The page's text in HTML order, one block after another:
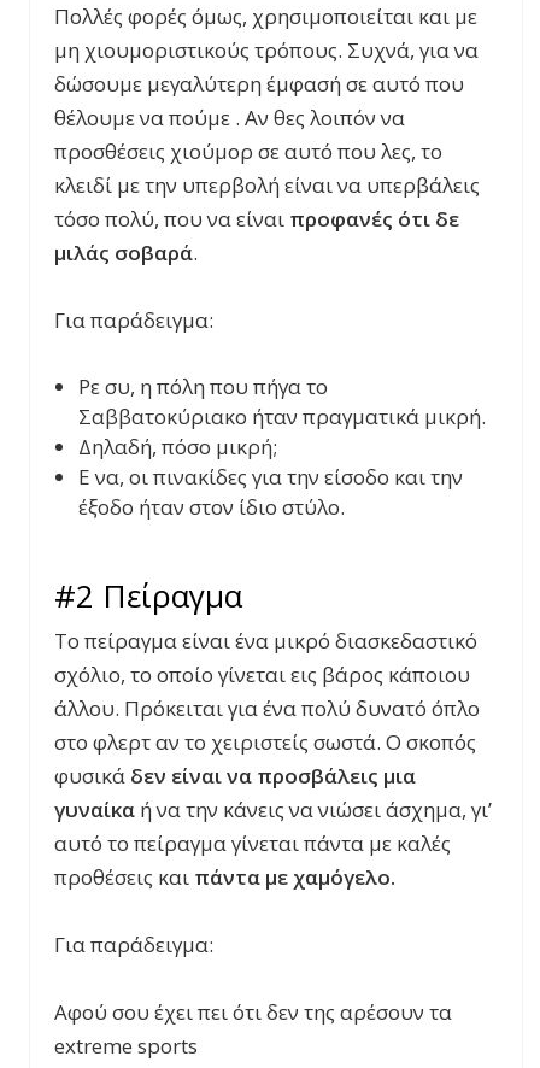
Πολλές φορές όμως, χρησιμοποιείται και με
μη χιουμοριστικούς τρόπους. Συχνά, για να
δώσουμε μεγαλύτερη έμφασή σε αυτό που
θέλουμε να πούμε . Αν θες λοιπόν να
προσθέσεις χιούμορ σε αυτό που λες, το
κλειδί με την υπερβολή είναι να υπερβάλεις
τόσο πολύ, που να είναι προφανές ότι δε
μιλάς σοβαρά.
Για παράδειγμα:
Ρε συ, η πόλη που πήγα το
Σαββατοκύριακο ήταν πραγματικά μικρή.
Δηλαδή, πόσο μικρή;
Ε να, οι πινακίδες για την είσοδο και την
έξοδο ήταν στον ίδιο στύλο.
#2 Πείραγμα
Το πείραγμα είναι ένα μικρό διασκεδαστικό
σχόλιο, το οποίο γίνεται εις βάρος κάποιου
άλλου. Πρόκειται για ένα πολύ δυνατό όπλο
στο φλερτ αν το χειριστείς σωστά. Ο σκοπός
φυσικά δεν είναι να προσβάλεις μια
γυναίκα ή να την κάνεις να νιώσει άσχημα, γι’
αυτό το πείραγμα γίνεται πάντα με καλές
προθέσεις και πάντα με χαμόγελο.
Για παράδειγμα:
Αφού σου έχει πει ότι δεν της αρέσουν τα
extreme sports